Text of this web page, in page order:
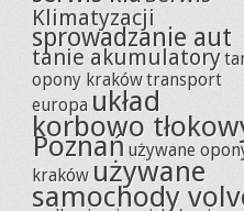
Klimatyzacji
sprowadzanie aut
tanie akumulatory
opony krakówtransport
europa układ
korbowo
Poznań używane
kraków używane
samochody